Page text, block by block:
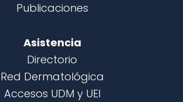
Publicaciones
Asistencia
Directorio
Red Dermatológica
Accesos UDM y UEI